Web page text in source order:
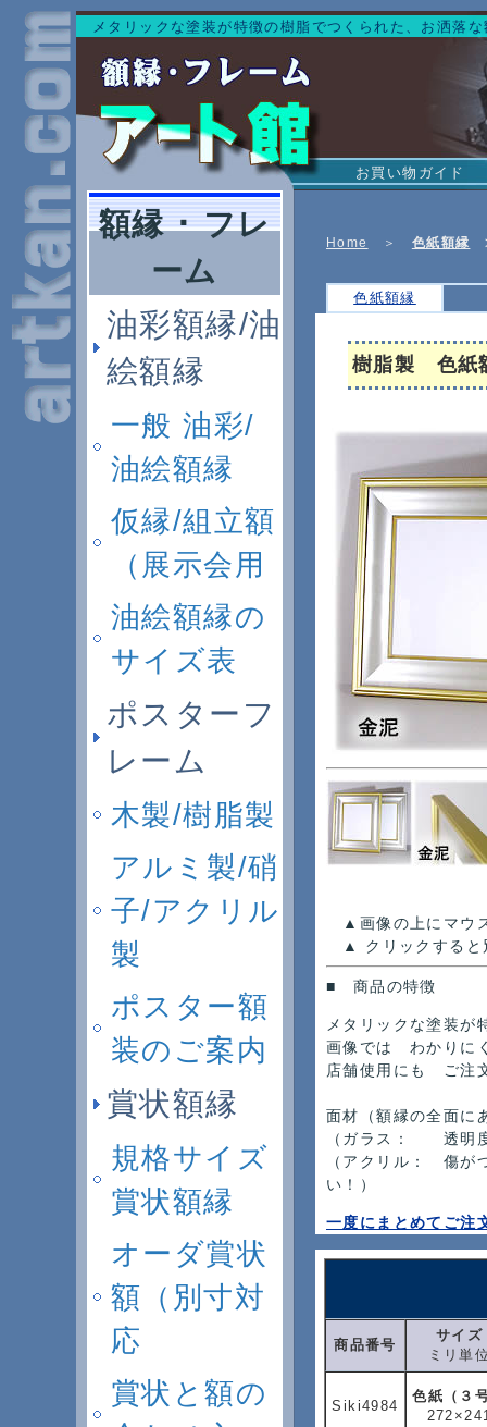
メタリックな塗装が特徴の樹脂でつくられた、お洒落
お買い物ガイド
Home ＞ 色紙額縁
色紙額縁
樹脂製 色紙
▲画像の上にマウ
▲ クリックすると
■ 商品の特徴
メタリックな塗装が
画像では わかりに
店舗使用にも ご注
面材（額縁の全面に
（ガラス： 透明度
（アクリル： 傷が
い！）
一度にまとめてご注
商品番号
サイズ
ミリ単
Siki4984
色紙（３
額縁 ･ フレ
ーム
油彩額縁/油
絵額縁
一般 油彩/
油絵額縁
仮縁/組立額
（展示会用
油絵額縁の
サイズ表
ポスターフ
レーム
木製/樹脂製
アルミ製/硝
子/アクリル
製
ポスター額
装のご案内
賞状額縁
規格サイズ
賞状額縁
オーダ賞状
額（別寸対
応
賞状と額の